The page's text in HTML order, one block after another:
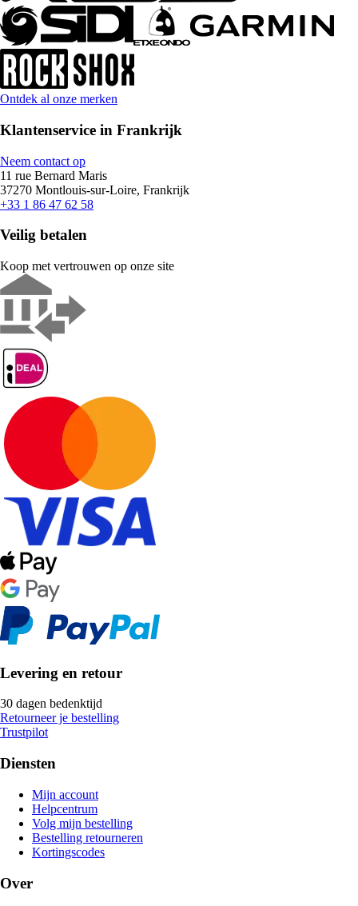
Ontdek al onze merken
Klantenservice in Frankrijk
Neem contact op
11 rue Bernard Maris
37270 Montlouis-sur-Loire, Frankrijk
+33 1 86 47 62 58
Veilig betalen
Koop met vertrouwen op onze site
Levering en retour
30 dagen bedenktijd
Retourneer je bestelling
Trustpilot
Diensten
Mijn account
Helpcentrum
Volg mijn bestelling
Bestelling retourneren
Kortingscodes
Over